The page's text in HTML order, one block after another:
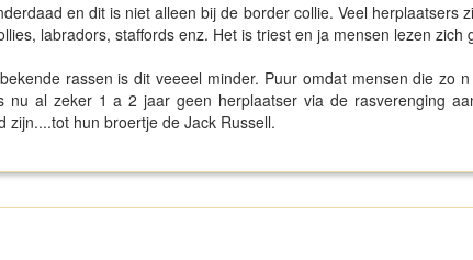
en dit is niet alleen bij de border collie. Veel herplaatsers
labradors, staffords enz. Het is triest en ja mensen lezen zich
rassen is dit veeeel minder. Puur omdat mensen die zo
nu al zeker 1 a 2 jaar geen herplaatser via de rasverenging
zijn....tot hun broertje de Jack Russell.